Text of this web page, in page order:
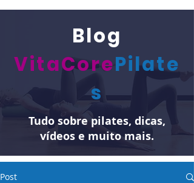
Blog
VitaCorePilate
s
Tudo sobre pilates, dicas,
vídeos e muito mais.
Post